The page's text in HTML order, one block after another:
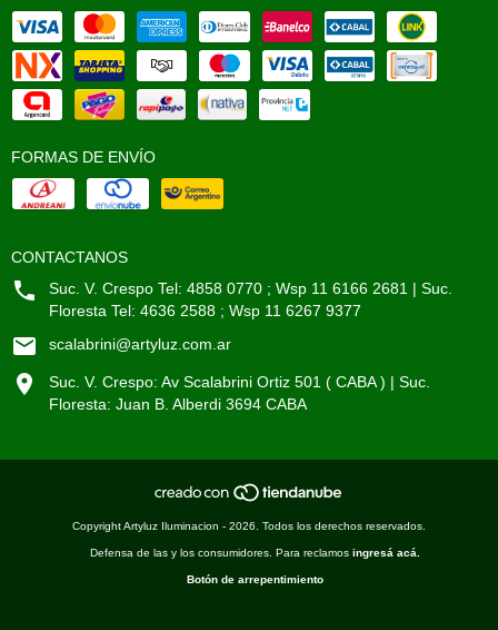
FORMAS DE ENVÍO
CONTACTANOS
Suc. V. Crespo Tel: 4858 0770 ; Wsp 11 6166 2681 | Suc.
Floresta Tel: 4636 2588 ; Wsp 11 6267 9377
scalabrini@artyluz.com.ar
Suc. V. Crespo: Av Scalabrini Ortiz 501 ( CABA ) | Suc.
Floresta: Juan B. Alberdi 3694 CABA
Copyright Artyluz Iluminacion - 2026. Todos los derechos reservados.
Defensa de las y los consumidores. Para reclamos ingresá acá.
Botón de arrepentimiento